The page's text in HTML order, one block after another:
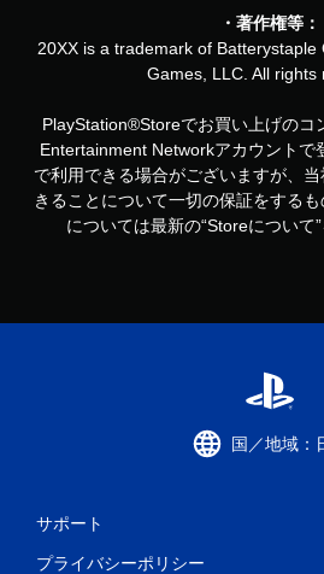
・著作権等：
20XX is a trademark of
Games, LLC. All rights
PlayStation®Storeでお買い上げのコ
Entertainment Networkアカウントで
で利用できる場合がございますが、
きることについて一切の保証をする
については最新の“Storeについて
国／地域：
サポート
プライバシーポリシー